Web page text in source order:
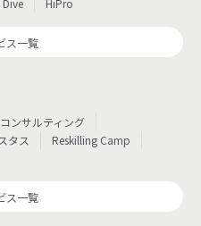
HiPro
ス一覧
ンサルティング
タス
Reskilling Camp
ス一覧